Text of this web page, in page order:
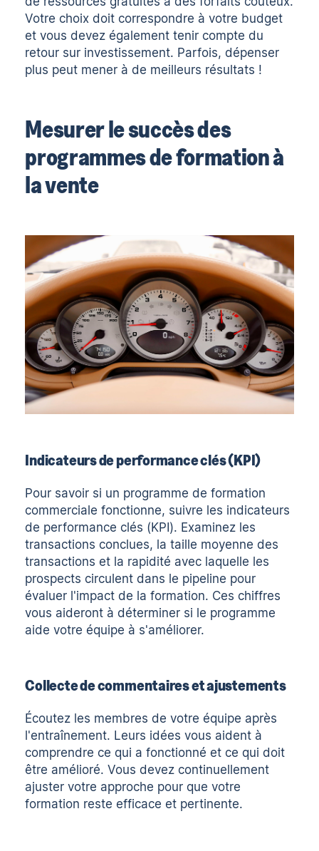
Votre choix doit correspondre à votre budget
et vous devez également tenir compte du
retour sur investissement. Parfois, dépenser
plus peut mener à de meilleurs résultats !
Mesurer le succès des
programmes de formation à
la vente
Indicateurs de performance clés (KPI)
Pour savoir si un programme de formation
commerciale fonctionne, suivre les indicateurs
de performance clés (KPI). Examinez les
transactions conclues, la taille moyenne des
transactions et la rapidité avec laquelle les
prospects circulent dans le pipeline pour
évaluer l'impact de la formation. Ces chiffres
vous aideront à déterminer si le programme
aide votre équipe à s'améliorer.
Collecte de commentaires et ajustements
Écoutez les membres de votre équipe après
l'entraînement. Leurs idées vous aident à
comprendre ce qui a fonctionné et ce qui doit
être amélioré. Vous devez continuellement
ajuster votre approche pour que votre
formation reste efficace et pertinente.